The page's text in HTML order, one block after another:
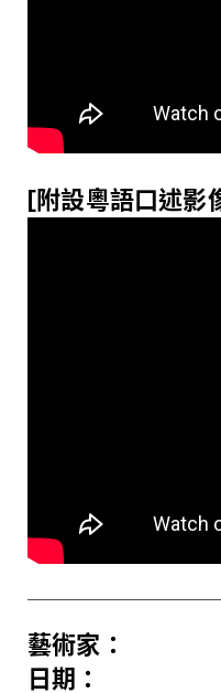
[附設粵語口述影
藝術家：
日期：